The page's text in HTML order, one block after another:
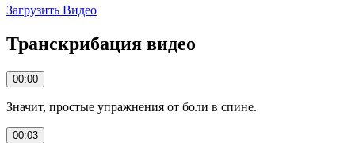
Загрузить Видео
Транскрибация видео
00:00
Значит, простые упражнения от боли в спине.
00:03